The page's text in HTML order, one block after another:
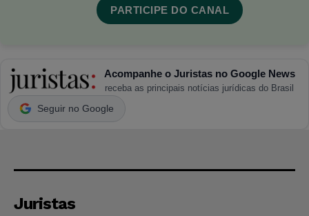
PARTICIPE DO CANAL
Acompanhe o Juristas no Google News
receba as principais notícias jurídicas do Brasil
Seguir no Google
Juristas